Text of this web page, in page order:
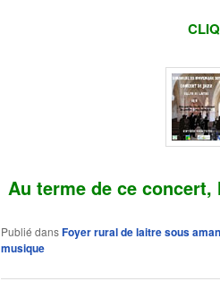
Au terme de ce
Publié dansFoyer rural de laitre sous
musique